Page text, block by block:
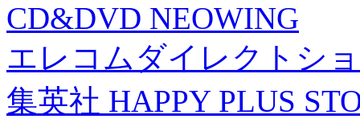
CD&DVD NEOWING
エレコムダイレクトシ
集英社 HAPPY PLUS